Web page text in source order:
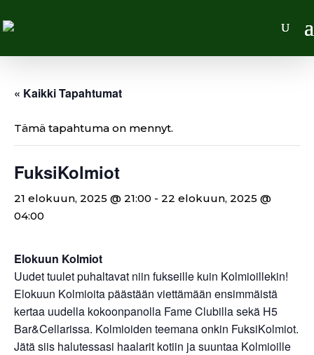
« Kaikki Tapahtumat
Tämä tapahtuma on mennyt.
FuksiKolmiot
21 elokuun, 2025 @ 21:00 - 22 elokuun, 2025 @
04:00
Elokuun Kolmiot
Uudet tuulet puhaltavat niin fukseille kuin Kolmioillekin!
Elokuun Kolmioita päästään viettämään ensimmäistä
kertaa uudella kokoonpanolla Fame Clubilla sekä H5
Bar&Cellarissa. Kolmioiden teemana onkin FuksiKolmiot.
Jätä siis halutessasi haalarit kotiin ja suuntaa Kolmioille